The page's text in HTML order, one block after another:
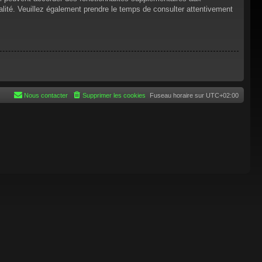
Veuillez également prendre le temps de consulter attentivement
Fuseau horaire sur UTC+02:00
Supprimer les cookies
Nous contacter